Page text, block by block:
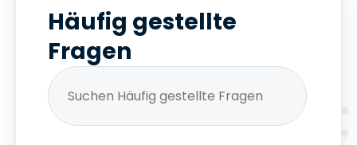
Häufig gestellte
Fragen